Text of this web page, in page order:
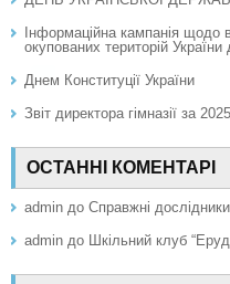
Інформаційна кампанія щодо
окупованих територій
Днем Конституції України
Звіт директора гімназії за
ОСТАННІ КОМЕНТАРІ
admin до Справжні
admin до Шкільний клуб